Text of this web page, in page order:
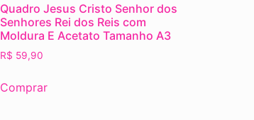
Quadro Jesus Cristo Senhor dos
Senhores Rei dos Reis com
Moldura E Acetato Tamanho A3
R$ 59,90
Comprar